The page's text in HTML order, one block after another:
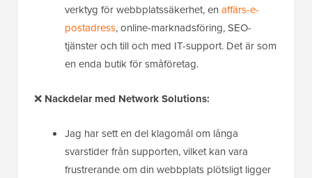
verktyg för webbplatssäkerhet, en affärs-e-
postadress, online-marknadsföring, SEO-
tjänster och till och med IT-support. Det är som
en enda butik för småföretag.
❌ Nackdelar med Network Solutions:
Jag har sett en del klagomål om långa
svarstider från supporten, vilket kan vara
frustrerande om din webbplats plötsligt ligger